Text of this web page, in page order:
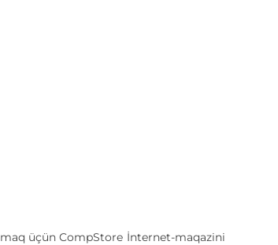
üçün CompStore İnternet-maqazini